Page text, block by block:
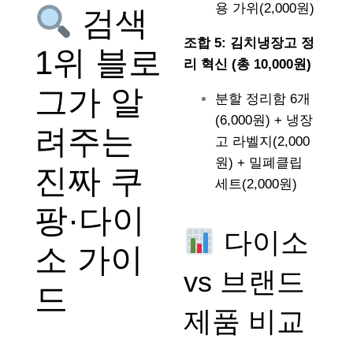
검색
1위 블로
그가 알
려주는
진짜 쿠
팡·다이
소 가이
드
용 가위(2,000원)
조합 5: 김치냉장고 정
리 혁신 (총 10,000원)
분할 정리함 6개
(6,000원) + 냉장
고 라벨지(2,000
원) + 밀폐클립
세트(2,000원)
다이소
vs 브랜드
제품 비교